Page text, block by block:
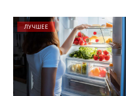
ЛУЧШЕЕ